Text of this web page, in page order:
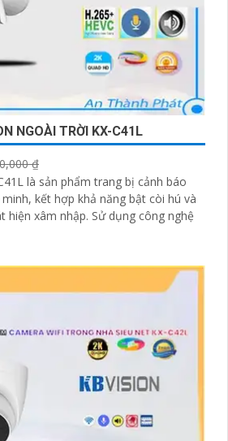
NGOÀI TRỜI KX-C41L
₫
là sản phẩm trang bị cảnh báo
kết hợp khả năng bật còi hú và
Sử dụng công nghệ